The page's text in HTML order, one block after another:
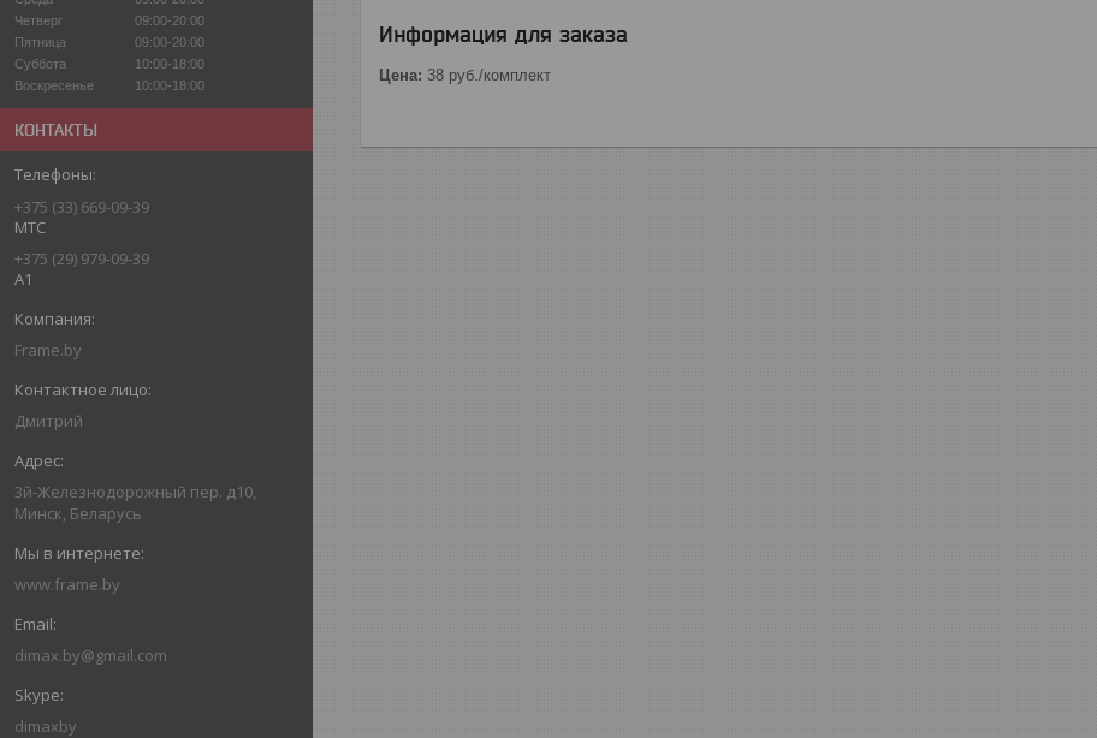
Четверг
09:00-20:00
Пятница
09:00-20:00
Суббота
10:00-18:00
Воскресенье
10:00-18:00
КОНТАКТЫ
+375 (33) 669-09-39
MTC
+375 (29) 979-09-39
A1
Frame.by
Дмитрий
3й-Железнодорожный пер. д10,
Минск, Беларусь
www.frame.by
dimax.by@gmail.com
dimaxby
Информация для заказа
Цена: 38 руб. /комплект